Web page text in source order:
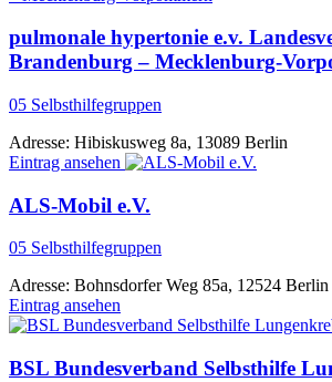
pulmonale hypertonie e.v.
Brandenburg – Mecklenburg-
05 Selbsthilfegruppen
Adresse: Hibiskusweg 8a, 13089 Berlin
Eintrag ansehen
ALS-Mobil e.V.
05 Selbsthilfegruppen
Adresse: Bohnsdorfer Weg 85a, 12524 Berlin
Eintrag ansehen
BSL Bundesverband Selbsthilfe